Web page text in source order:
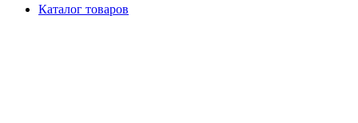
Каталог товаров